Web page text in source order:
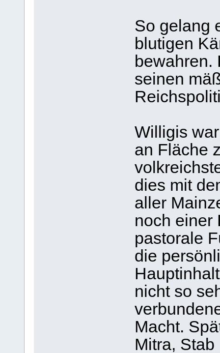
So gelang
blutigen
bewahren.
seinen
Willigis
an Fläche
dies mit
aller
noch einer
pastorale
die
nicht so
Macht.
Mitra,